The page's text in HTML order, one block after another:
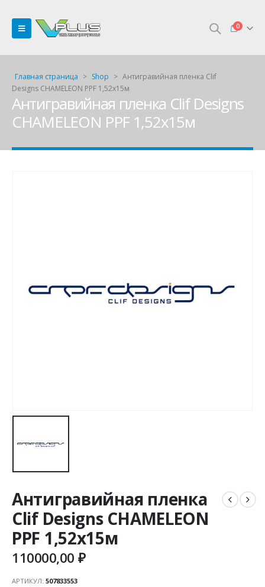
0
Главная страница > Shop > Антигравийная пленка Clif
Designs CHAMELEON PPF 1,52х15м
Антигравийная пленка Clif Designs
CHAMELEON PPF 1,52х15м
Антигравийная пленка
Clif Designs CHAMELEON
PPF 1,52х15м
110000,00 ₽
АРТИКУЛ: 507833553